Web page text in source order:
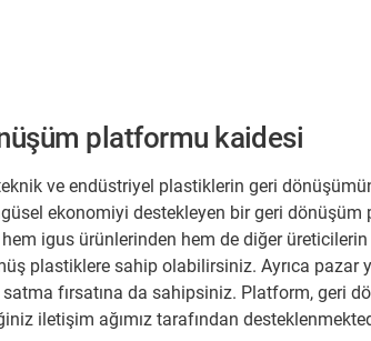
platformu kaidesi
ve endüstriyel plastiklerin geri
ekonomiyi destekleyen bir geri dönüşüm
hem igus ürünlerinden hem de diğer
plastiklere sahip olabilirsiniz. Ayrıca pazar
satma fırsatına da sahipsiniz. Platform, geri
iletişim ağımız tarafından